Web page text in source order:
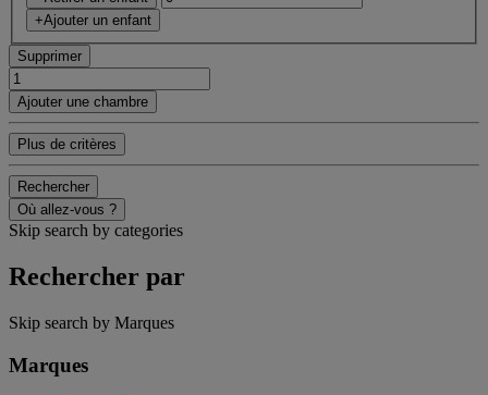
+Ajouter un enfant
Supprimer
Ajouter une chambre
Plus de critères
Rechercher
Où allez-vous ?
Skip search by categories
Rechercher par
Skip search by Marques
Marques